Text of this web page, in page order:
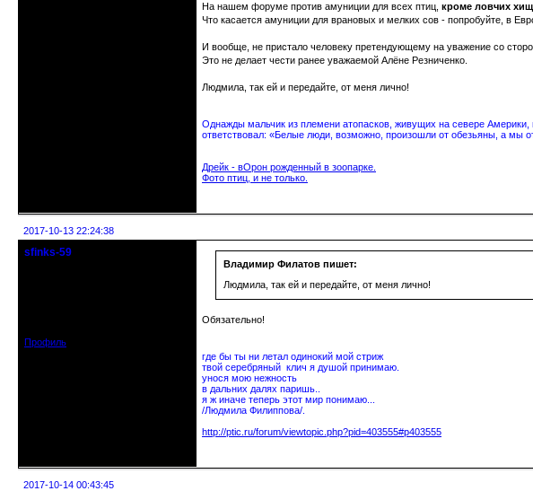
На нашем форуме против амуниции для всех птиц, кроме ловчих
Что касается амуниции для врановых и мелких сов - попробуйте, в
И вообще, не пристало человеку претендующему на уважение со
Это не делает чести ранее уважаемой Алёне Резниченко.
Людмила, так ей и передайте, от меня лично!
Однажды мальчик из племени атопасков, живущих на севере
ответствовал: «Белые люди, возможно, произошли от обезьяны, а мы
Дрейк - вОрон рожденный в зоопарке.
Фото птиц, и не только.
2017-10-13 22:24:38
sfinks-59
Профиль
Владимир Филатов пишет:
Людмила, так ей и передайте, от меня лично!
Обязательно!
где бы ты ни летал одинокий мой стриж
твой серебряный клич я душой принимаю.
унося мою нежность
в дальних далях паришь..
я ж иначе теперь этот мир понимаю...
/Людмила Филиппова/.
http://ptic.ru/forum/viewtopic.php?pid=403555#p403555
2017-10-14 00:43:45